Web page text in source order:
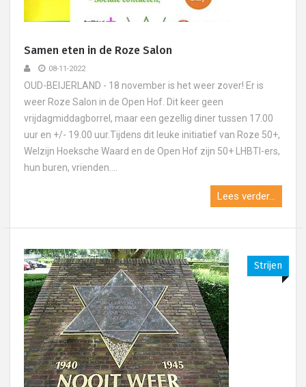
Samen eten in de Roze Salon
08-11-2022
OUD-BEIJERLAND - 18 november is het weer zover! Er is
weer Roze Salon in de Open Hof. Dit keer geen
vrijdagmiddagborrel, maar een gezellig diner tussen 17.00
uur en +/- 19.00 uur.Tijdens dit leuke initiatief van Roze 50+,
Welzijn Hoeksche Waard en de Open Hof zijn 50+ LHBTI-ers,
hun buren, vrienden....
Lees verder...
Strijen